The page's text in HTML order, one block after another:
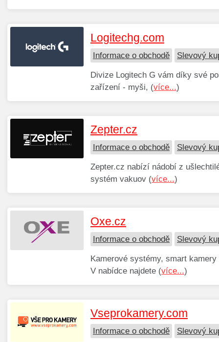
Logitechg.com
Informace o obchodě Slevový
Divize Logitech G vám díky své
zařízení - myši, (více...)
Zepter.cz
Informace o obchodě Slevový
Zepter.cz nabízí nádobí z
systém vakuov (více...)
Oxe.cz
Informace o obchodě Slevový
Kamerové systémy, smart
V nabídce najdete (více...)
Vseprokamery.com
Informace o obchodě Slevový